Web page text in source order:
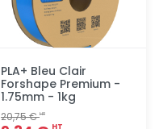
PLA+ Bleu Clair
Forshape Premium -
1.75mm - 1kg
20,75 €HT
HT